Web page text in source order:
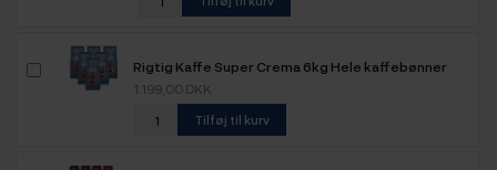
Rigtig Kaffe Super Crema 6kg Hele kaffebønner
1.199,00 DKK
Tilføj til kurv